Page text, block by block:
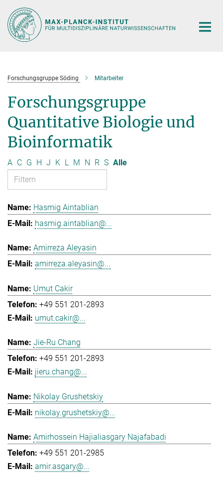
Hauptinhalt
Forschungsgruppe Söding Mitarbeiter
Forschungsgruppe
Quantitative Biologie und
Bioinformatik
A C G H J K L M N R S Alle
Hasmig Aintablian
hasmig.aintablian@...
Amirreza Aleyasin
amirreza.aleyasin@...
Umut Cakir
+49 551 201-2893
umut.cakir@...
Jie-Ru Chang
+49 551 201-2893
jieru.chang@...
Nikolay Grushetskiy
nikolay.grushetskiy@...
Amirhossein Hajialiasgary Najafabadi
+49 551 201-2985
amir.asgary@...